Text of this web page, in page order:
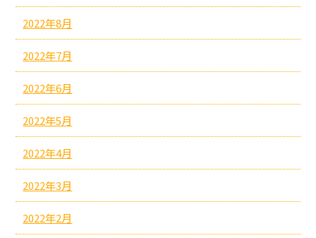
2022年8月
2022年7月
2022年6月
2022年5月
2022年4月
2022年3月
2022年2月